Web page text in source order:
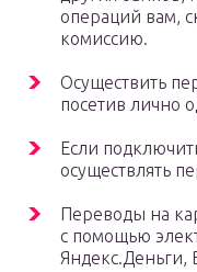
операций вам,
комиссию.
Осуществить
посетив лично
Если
осуществлять
Переводы на
с помощью
Яндекс.Деньги,